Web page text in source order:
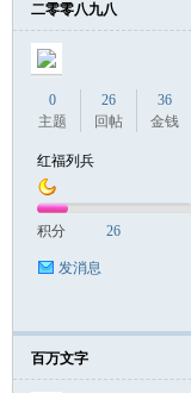
二零零八九八
0
主题
26
回帖
36
金钱
红福列兵
积分 26
发消息
百万文字